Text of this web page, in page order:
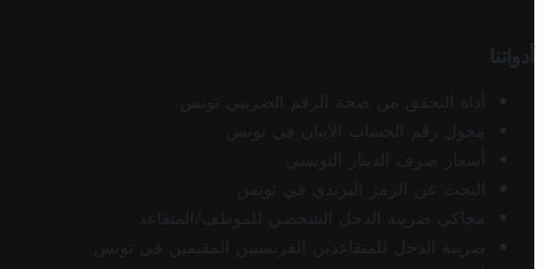
أدواتنا
أداة التحقق من صحة الرقم الضريبي تونس
محول رقم الحساب الآيبان في تونس
أسعار صرف الدينار التونسي
البحث عن الرمز البريدي في تونس
محاكي ضريبة الدخل الشخصي للموظف/المتقاعد
ضريبة الدخل للمتقاعدين الفرنسيين المقيمين في تونس